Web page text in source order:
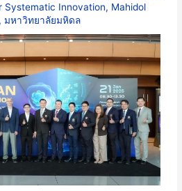
Systematic Innovation, Mahidol
,มหาวิทยาลัยมหิดล